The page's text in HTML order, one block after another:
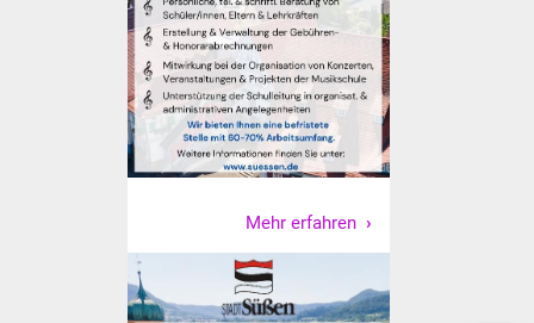
Route der
Industriekultur
Lebenslagen
Stadtseniorenrat
Sommerwochen für
Mehr erfahren